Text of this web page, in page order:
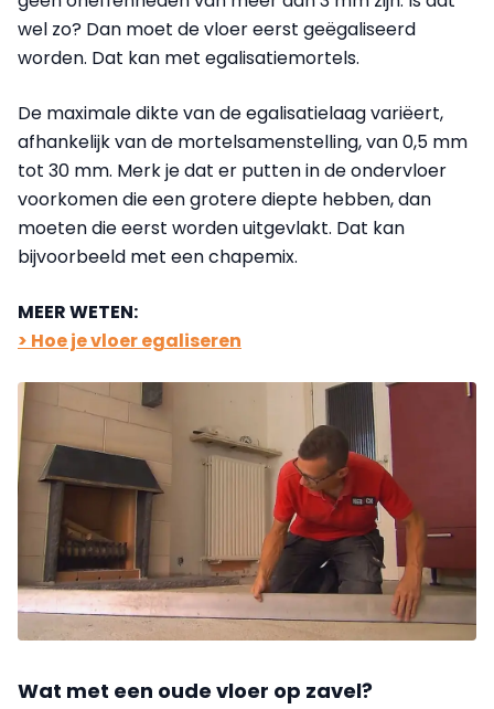
wel zo? Dan moet de vloer eerst geëgaliseerd
worden. Dat kan met egalisatiemortels.
De maximale dikte van de egalisatielaag variëert,
afhankelijk van de mortelsamenstelling, van 0,5 mm
tot 30 mm. Merk je dat er putten in de ondervloer
voorkomen die een grotere diepte hebben, dan
moeten die eerst worden uitgevlakt. Dat kan
bijvoorbeeld met een chapemix.
MEER WETEN:
> Hoe je vloer egaliseren
Wat met een oude vloer op zavel?